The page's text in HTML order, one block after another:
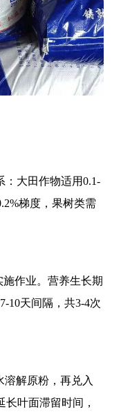
：大田作物适用0.1-
梯度，果树类需
作业。营养生长期
10天间隔，共3-4次
解原粉，再兑入
叶面滞留时间，